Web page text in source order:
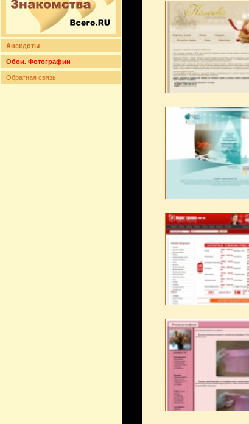
Анекдоты
Обои. Фотографии
Обратная связь